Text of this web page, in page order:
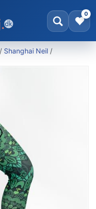
0
/ Shanghai Neil /